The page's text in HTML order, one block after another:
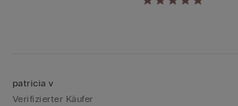
patricia v
Verifizierter Käufer